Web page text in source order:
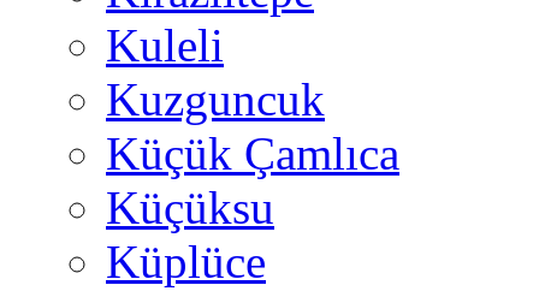
Kuleli
Kuzguncuk
Küçük Çamlıca
Küçüksu
Küplüce